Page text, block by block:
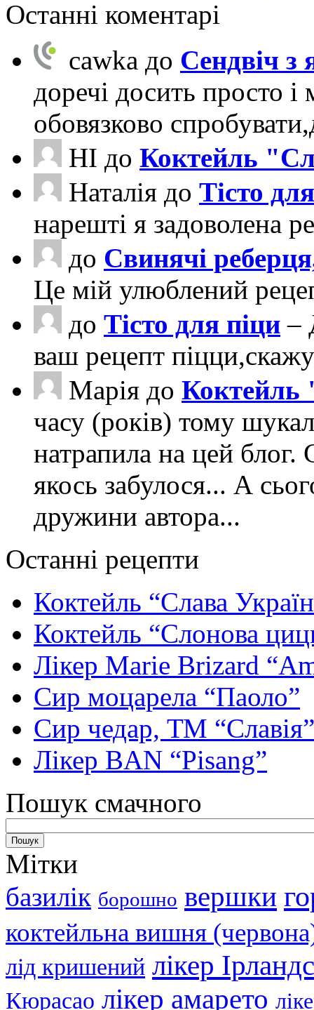
Останні коментарі
cawka до Сендвіч з
доречі досить просто
обовязково
НІ до Коктейль
Наталія до Тісто
нарешті я задоволена
до Свинячі
Це мій улюблений
до Тісто для піци –
ваш рецепт
Марія до Коктейль
часу (років) тому
натрапила на цей блог.
якось забулося... А
дружини автора...
Останні рецепти
Коктейль “Слава
Коктейль “Слонова
Лікер Marie Brizard
Сир моцарела “Паоло”
Сир чедар, ТМ “Славія”
Лікер BAN “Pisang”
Пошук смачного
Мітки
базилік борошно вершки
коктейльна вишня
лід кришений лікер
Кюрасао лікер амарето